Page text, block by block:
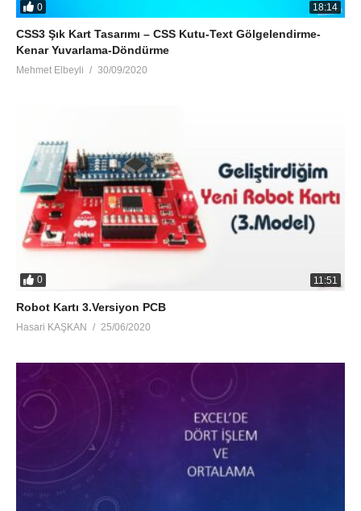
0 18:14
CSS3 Şık Kart Tasarımı – CSS Kutu-Text Gölgelendirme-
Kenar Yuvarlama-Döndürme
Mehmet Elbeyli 30/09/2020
0 11:51
Robot Kartı 3.Versiyon PCB
Hasari KAŞKAN 25/06/2020